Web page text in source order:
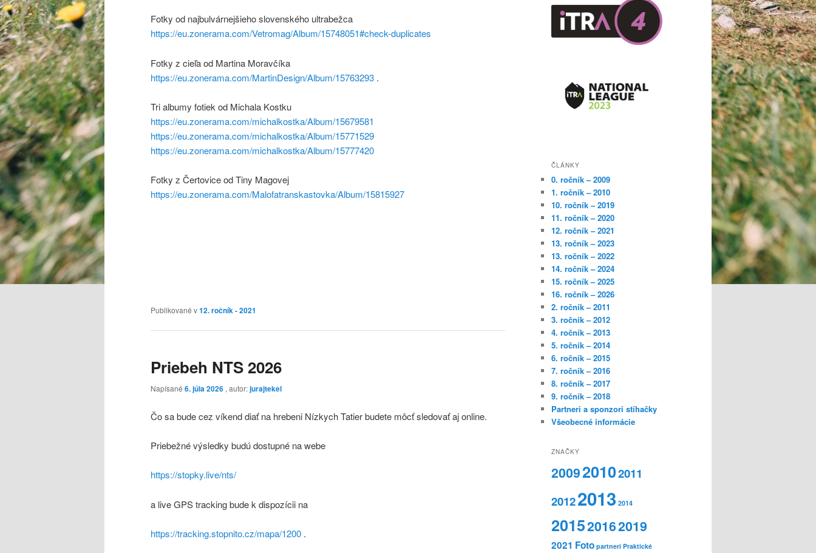
Fotky od najbulvárnejšieho slovenského ultrabežca
https://eu.zonerama.com/Vetromag/Album/15748051#check-duplicates
Fotky z cieľa od Martina Moravčíka
https://eu.zonerama.com/MartinDesign/Album/15763293 .
Tri albumy fotiek od Michala Kostku
https://eu.zonerama.com/michalkostka/Album/15679581
https://eu.zonerama.com/michalkostka/Album/15771529
https://eu.zonerama.com/michalkostka/Album/15777420
Fotky z Čertovice od Tiny Magovej
https://eu.zonerama.com/Malofatranskastovka/Album/15815927
Publikované v12. ročník - 2021
Priebeh NTS 2026
Napísané 6. júla 2026 , autor:jurajtekel
Čo sa bude cez víkend diať na hrebeni Nízkych Tatier budete môcť sledovať aj online.
Priebežné výsledky budú dostupné na webe
https://stopky.live/nts/
a live GPS tracking bude k dispozícii na
https://tracking.stopnito.cz/mapa/1200 .
ČLÁNKY
0. ročník – 2009
1. ročník – 2010
10. ročník – 2019
11. ročník – 2020
12. ročník – 2021
13. ročník – 2023
13. ročník – 2022
14. ročník – 2024
15. ročník – 2025
16. ročník – 2026
2. ročník – 2011
3. ročník – 2012
4. ročník – 2013
5. ročník – 2014
6. ročník – 2015
7. ročník – 2016
8. ročník – 2017
9. ročník – 2018
Partneri a sponzori stíhačky
Všeobecné informácie
ZNAČKY
200920102011
20122013 2014
201520162019
2021 Foto partneri Praktické